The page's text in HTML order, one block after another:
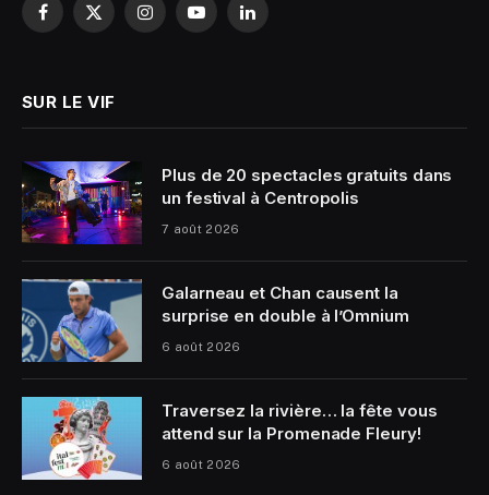
Facebook
X
InstagramYouTubeLinkedIn
SUR LE VIF
Plus de 20 spectacles gratuits dans
un festival à Centropolis
7 août 2026
Galarneau et Chan causent la
surprise en double à l’Omnium
6 août 2026
Traversez la rivière… la fête vous
attend sur la Promenade Fleury!
6 août 2026